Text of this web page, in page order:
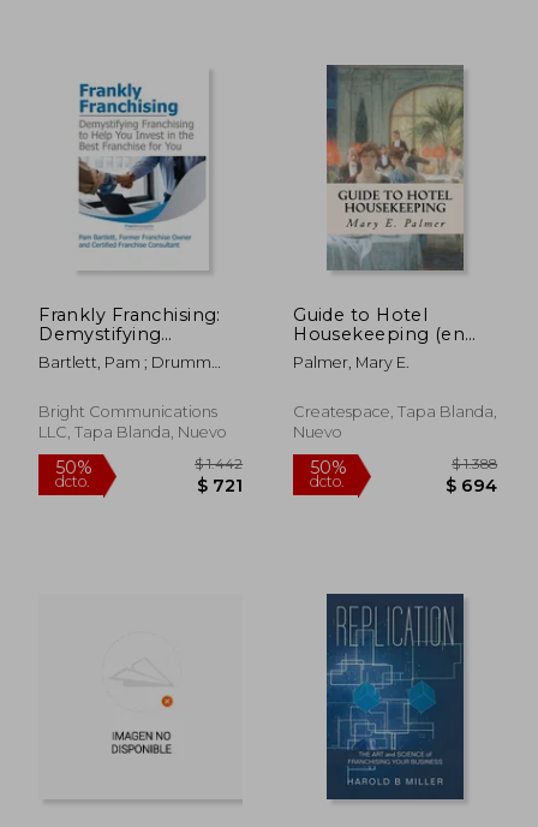
50%
dcto.
50%
dcto.
50% 50%
Frankly Franchising:
Demystifying
Franchising to Help
You Invest in the Best
Inglés)
Bartlett, Pam ; Drumm
Bright Communications
LLC, Tapa Blanda, Nuevo
Guide to Hotel
Housekeeping (en
Inglés)
Palmer, Mary E.
Createspace, Tapa Blanda,
Nuevo